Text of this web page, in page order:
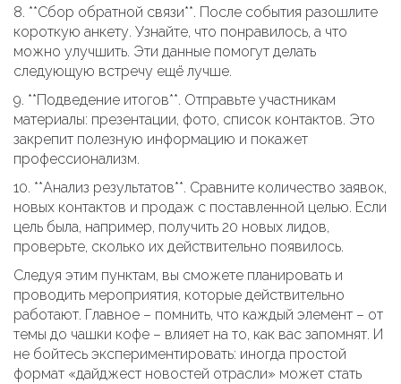
8. **Сбор обратной связи**. После события разошлите
короткую анкету. Узнайте, что понравилось, а что
можно улучшить. Эти данные помогут делать
следующую встречу ещё лучше.
9. **Подведение итогов**. Отправьте участникам
материалы: презентации, фото, список контактов. Это
закрепит полезную информацию и покажет
профессионализм.
10. **Анализ результатов**. Сравните количество заявок,
новых контактов и продаж с поставленной целью. Если
цель была, например, получить 20 новых лидов,
проверьте, сколько их действительно появилось.
Следуя этим пунктам, вы сможете планировать и
проводить мероприятия, которые действительно
работают. Главное – помнить, что каждый элемент – от
темы до чашки кофе – влияет на то, как вас запомнят. И
не бойтесь экспериментировать: иногда простой
формат «дайджест новостей отрасли» может стать